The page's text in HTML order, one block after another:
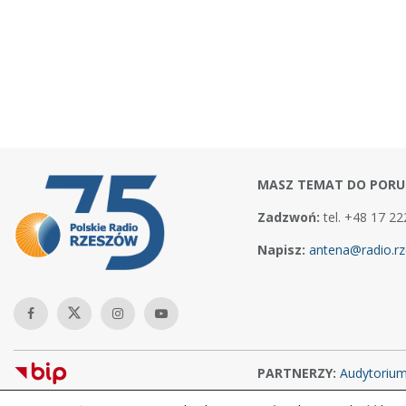
MASZ TEMAT DO
Zadzwoń: tel. +48 17
Napisz:
PARTNERZY: